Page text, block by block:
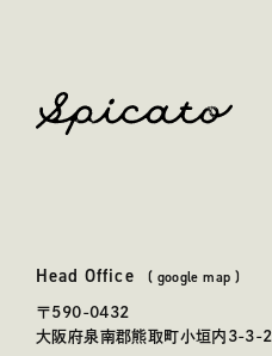
本社
Head Office ( google map )
〒590-0432
大阪府泉南郡熊取町小垣内3-3-2